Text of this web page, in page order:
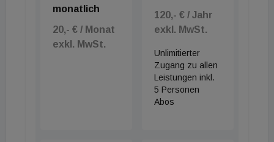
monatlich
20,- € / Monat
exkl. MwSt.
120,- € / Jahr
exkl. MwSt.
Unlimitierter
Zugang zu allen
Leistungen inkl.
5 Personen
Abos